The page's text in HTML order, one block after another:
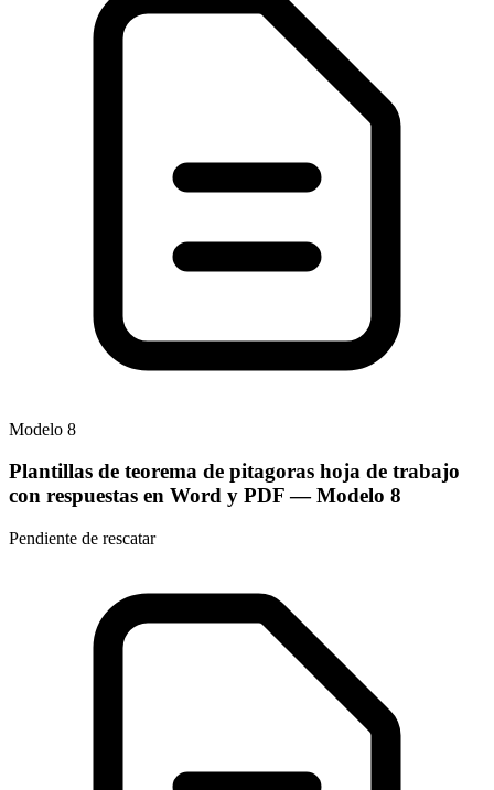
Modelo 8
Plantillas de teorema de pitagoras hoja de trabajo
con respuestas en Word y PDF— Modelo 8
Pendiente de rescatar